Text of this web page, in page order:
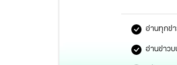
อ่านทุกข่
อ่านข่าว